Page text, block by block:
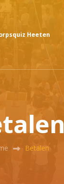
Heeten
Betalen